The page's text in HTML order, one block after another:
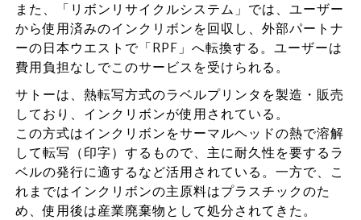
また、「リボンリサイクルシステム」では、ユーザー
から使用済みのインクリボンを回収し、外部パートナ
ーの日本ウエストで「RPF」へ転換する。ユーザーは
費用負担なしでこのサービスを受けられる。
サトーは、熱転写方式のラベルプリンタを製造・販売
しており、インクリボンが使用されている。
この方式はインクリボンをサーマルヘッドの熱で溶解
して転写（印字）するもので、主に耐久性を要するラ
ベルの発行に適するなど活用されている。一方で、こ
れまではインクリボンの主原料はプラスチックのた
め、使用後は産業廃棄物として処分されてきた。